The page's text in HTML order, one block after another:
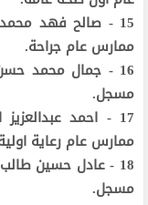
15 - صالح فهد
ممارس عام جراحة.
16 - جمال محمد
مسجل.
17 - احمد
ممارس عام رعاية
18 - عادل حسين
مسجل.